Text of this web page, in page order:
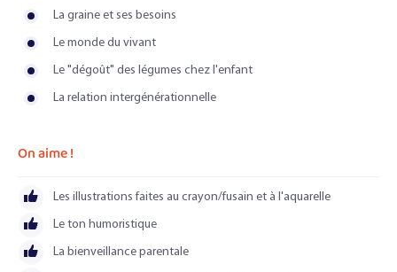
La graine et ses besoins
Le monde du vivant
Le "dégoût" des légumes chez l'enfant
La relation intergénérationnelle
On aime !
Les illustrations faites au crayon/fusain et à l'aquarelle
Le ton humoristique
La bienveillance parentale